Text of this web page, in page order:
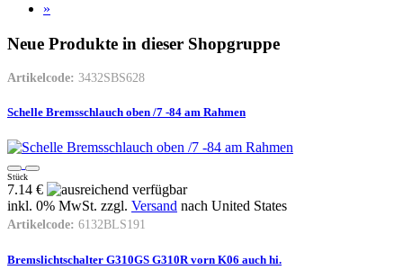
»
Neue Produkte in dieser Shopgruppe
Artikelcode: 3432SBS628
Schelle Bremsschlauch oben /7 -84 am Rahmen
Stück
7.14 €
inkl. 0% MwSt. zzgl. Versand nach United States
Artikelcode: 6132BLS191
Bremslichtschalter G310GS G310R vorn K06 auch hi.